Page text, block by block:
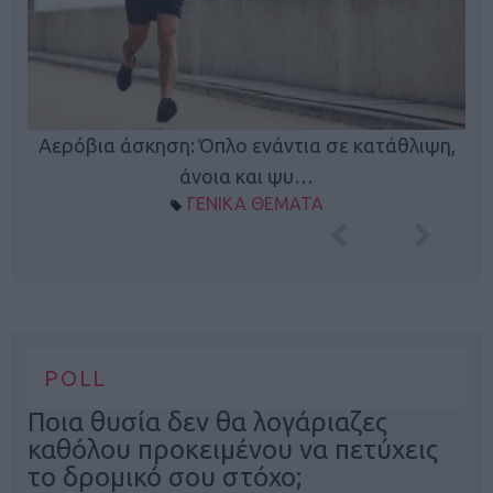
Αερόβια άσκηση: Όπλο ενάντια σε κατάθλιψη,
άνοια και ψυ…
ΓΕΝΙΚΑ ΘΕΜΑΤΑ
POLL
Ποια θυσία δεν θα λογάριαζες
καθόλου προκειμένου να πετύχεις
το δρομικό σου στόχο;